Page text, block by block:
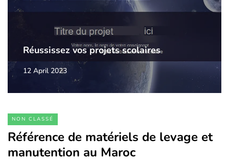
Réussissez vos projets scolaires
12 April 2023
NON CLASSÉ
Référence de matériels de levage et
manutention au Maroc